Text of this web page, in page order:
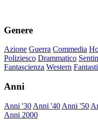
Genere
Azione Guerra Commedia
Poliziesco Drammatico
Fantascienza Western
Anni
Anni '30 Anni '40 Anni '50
Anni 2000